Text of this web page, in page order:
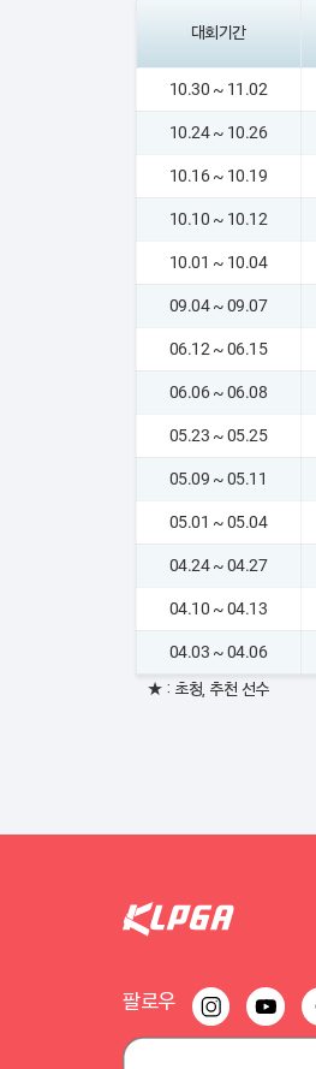
대회기간
10.30 ~ 11.02
10.24 ~ 10.26
10.16 ~ 10.19
10.10 ~ 10.12
10.01 ~ 10.04
09.04 ~ 09.07
06.12 ~ 06.15
06.06 ~ 06.08
05.23 ~ 05.25
05.09 ~ 05.11
05.01 ~ 05.04
04.24 ~ 04.27
04.10 ~ 04.13
04.03 ~ 04.06
★ : 초청, 추천 선수
팔로우